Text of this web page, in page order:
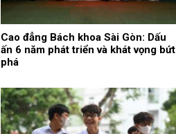
Cao đẳng Bách khoa Sài Gòn: Dấu
ấn 6 năm phát triển và khát vọng bứt
phá